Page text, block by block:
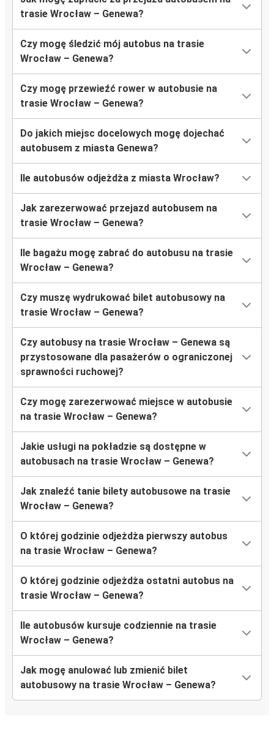
trasie Wrocław – Genewa?
Czy mogę śledzić mój autobus na trasie
Wrocław – Genewa?
Czy mogę przewieźć rower w autobusie na
trasie Wrocław – Genewa?
Do jakich miejsc docelowych mogę dojechać
autobusem z miasta Genewa?
Ile autobusów odjeżdża z miasta Wrocław?
Jak zarezerwować przejazd autobusem na
trasie Wrocław – Genewa?
Ile bagażu mogę zabrać do autobusu na trasie
Wrocław – Genewa?
Czy muszę wydrukować bilet autobusowy na
trasie Wrocław – Genewa?
Czy autobusy na trasie Wrocław – Genewa są
przystosowane dla pasażerów o ograniczonej
sprawności ruchowej?
Czy mogę zarezerwować miejsce w autobusie
na trasie Wrocław – Genewa?
Jakie usługi na pokładzie są dostępne w
autobusach na trasie Wrocław – Genewa?
Jak znaleźć tanie bilety autobusowe na trasie
Wrocław – Genewa?
O której godzinie odjeżdża pierwszy autobus
na trasie Wrocław – Genewa?
O której godzinie odjeżdża ostatni autobus na
trasie Wrocław – Genewa?
Ile autobusów kursuje codziennie na trasie
Wrocław – Genewa?
Jak mogę anulować lub zmienić bilet
autobusowy na trasie Wrocław – Genewa?